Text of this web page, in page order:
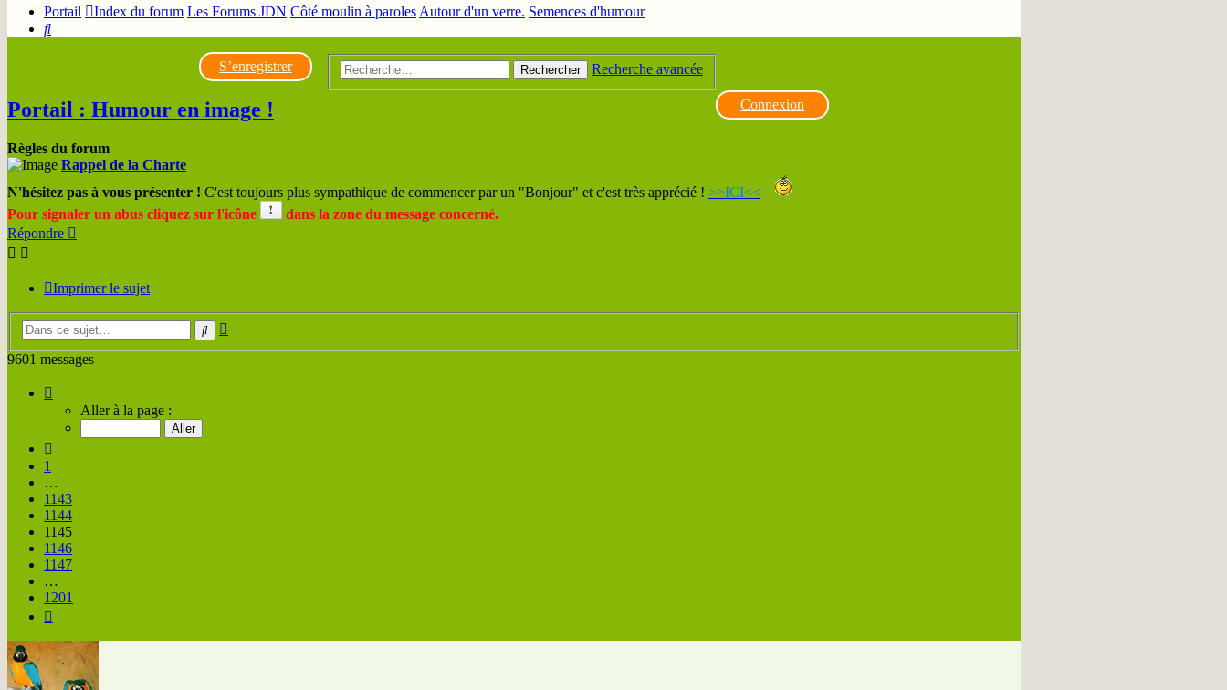
Portail Index du forum Les Forums JDN Côté moulin à paroles Autour d'un verre. Semences d'humour
Rechercher
S’enregistrer Rechercher Recherche avancée
Connexion
Portail : Humour en image !
Règles du forum
Rappel de la Charte
N'hésitez pas à vous présenter ! C'est toujours plus sympathique de commencer par un "Bonjour" et c'est très apprécié ! >>ICI<<
Pour signaler un abus cliquez sur l'icône
dans la zone du message concerné.
Répondre
Imprimer le sujet
Rechercher
9601 messages
1145
sur
1201
Aller à la page :
1
…
1143
1144
1145
1146
1147
…
1201